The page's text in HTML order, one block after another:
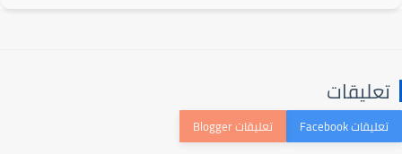
تعليقات